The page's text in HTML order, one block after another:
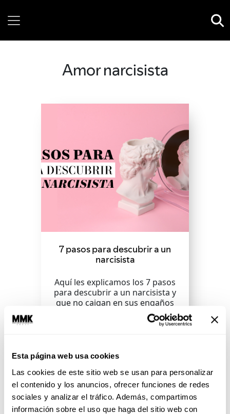
Esta página web usa cookies
Las cookies de este sitio web se usan para personalizar
el contenido y los anuncios, ofrecer funciones de redes
sociales y analizar el tráfico. Además, compartimos
información sobre el uso que haga del sitio web con
Amor narcisista
7 pasos para descubrir a un
narcisista
Aquí les explicamos los 7 pasos
para descubrir a un narcisista y
que no caigan en sus engaños
cuentahabientes.